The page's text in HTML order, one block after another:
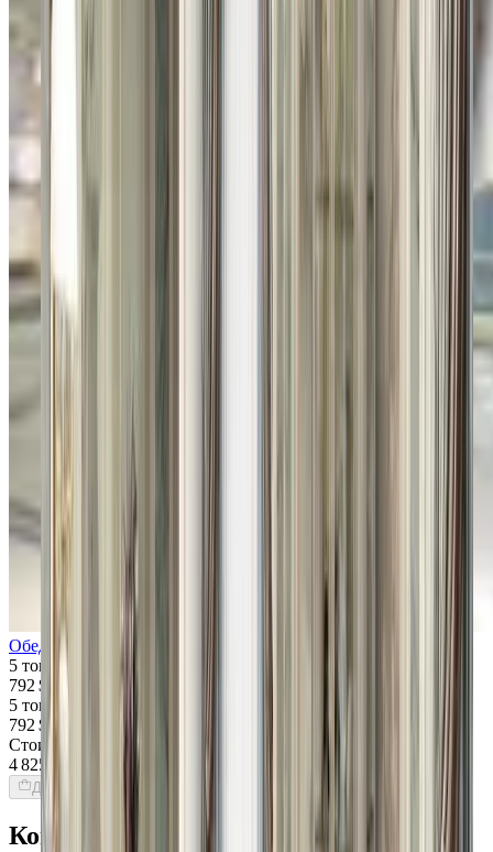
Обеденный стул CASPANI TINO Aquarius
5 товаров
792 $
5 товаров
792 $
Стоимость интерьера:
4 825 $
Добавить товары в заказ
Команда Globus гарантирует